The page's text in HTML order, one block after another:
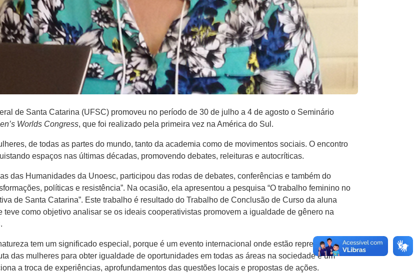
de Santa Catarina (UFSC) promoveu no período de 30 de julho a 4 de agosto o Seminário
Worlds Congress, que foi realizado pela primeira vez na América do Sul.
de todas as partes do mundo, tanto da academia como de movimentos sociais. O encontro
espaços nas últimas décadas, promovendo debates, releituras e autocríticas.
das Humanidades da Unoesc, participou das rodas de debates, conferências e também do
políticas e resistência”. Na ocasião, ela apresentou a pesquisa “O trabalho feminino no
de Santa Catarina”. Este trabalho é resultado do Trabalho de Conclusão de Curso da aluna
como objetivo analisar se os ideais cooperativistas promovem a igualdade de gênero na
tem um significado especial, porque é um evento internacional onde estão representadas
das mulheres para obter igualdade de oportunidades em todas as áreas na sociedade é um
a troca de experiências, aprofundamentos das questões locais e propostas de ações.